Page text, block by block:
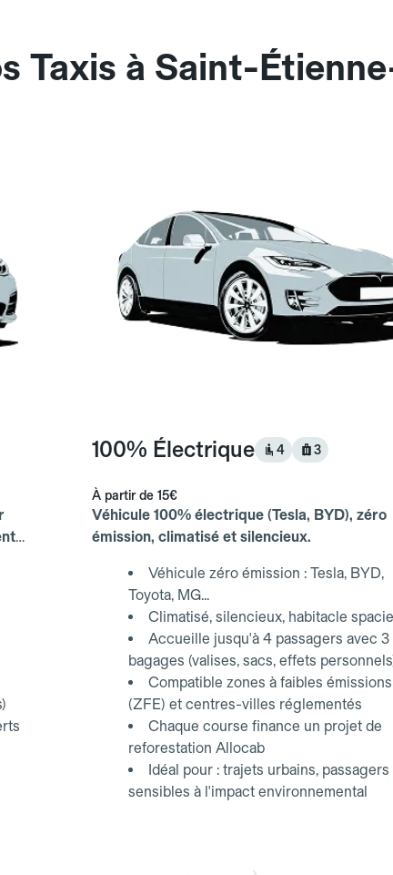
Taxis à Saint-
100% Électrique 4 3
À partir de 15€
Véhicule 100% électrique (Tesla, BYD), zéro
émission, climatisé et silencieux.
Véhicule zéro émission : Tesla, BYD,
Toyota, MG...
Climatisé, silencieux, habitacle
Accueille jusqu'à 4 passagers avec 3
bagages (valises, sacs, effets
Compatible zones à faibles émissions
(ZFE) et centres-villes réglementés
Chaque course finance un projet de
reforestation Allocab
Idéal pour : trajets urbains, passagers
sensibles à l'impact environnemental